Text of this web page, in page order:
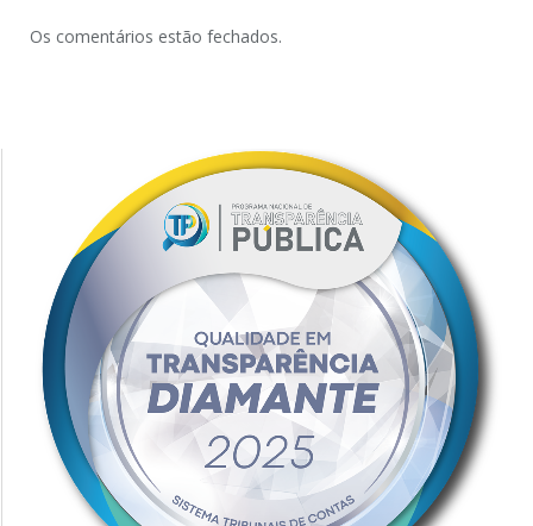
Os comentários estão fechados.